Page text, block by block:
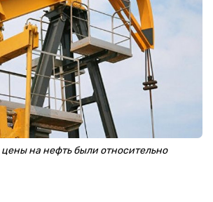
на нефть были относительно